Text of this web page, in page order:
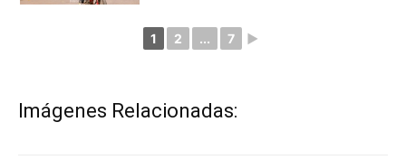
1 2 ... 7 ►
Imágenes Relacionadas: